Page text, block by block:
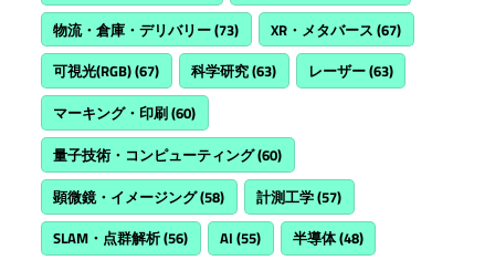
物流・倉庫・デリバリー(73) XR・メタバース (67)
可視光(RGB)(67) 科学研究(63) レーザー(63)
マーキング・印刷(60)
量子技術・コンピューティング(60)
顕微鏡・イメージング(58) 計測工学(57)
SLAM・点群解析(56) AI (55) 半導体(48)